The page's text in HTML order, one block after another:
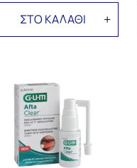
ΣΤΟ ΚΑΛΑΘΙ